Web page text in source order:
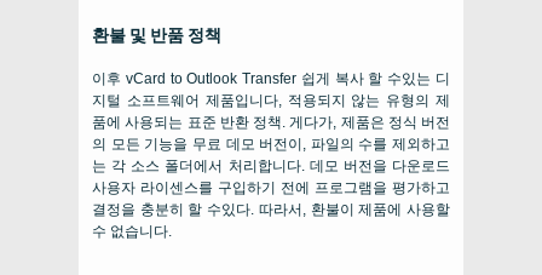
환불 및 반품 정책
이후 vCard to Outlook Transfer 쉽게 복사 할 수있는 디
지털 소프트웨어 제품입니다, 적용되지 않는 유형의 제
품에 사용되는 표준 반환 정책. 게다가, 제품은 정식 버전
의 모든 기능을 무료 데모 버전이, 파일의 수를 제외하고
는 각 소스 폴더에서 처리합니다. 데모 버전을 다운로드
사용자 라이센스를 구입하기 전에 프로그램을 평가하고
결정을 충분히 할 수있다. 따라서, 환불이 제품에 사용할
수 없습니다.